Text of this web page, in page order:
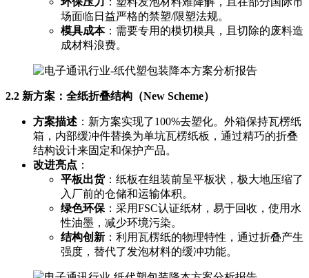
场面临日益严格的禁塑/限塑法规。
模具成本：需要专用的模切模具，且切除的废料造
成材料浪费。
2.2 新方案：全纸折叠结构（New Scheme）
方案描述 ：新方案实现了100%去塑化。外箱保持瓦楞纸
箱，内部缓冲件替换为单坑瓦楞纸板，通过精巧的折叠
结构设计来固定和保护产品。
改进亮点 ：
平板出货：纸板在组装前呈平板状，极大地压缩了
入厂前的仓储和运输体积。
绿色环保 ：采用FSC认证纸材，易于回收，使用水
性油墨，减少环境污染。
结构创新 ：利用瓦楞纸的物理特性，通过折叠产生
强度，替代了发泡材料的缓冲功能。